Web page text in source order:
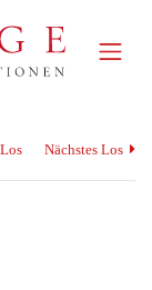
Nächstes Los